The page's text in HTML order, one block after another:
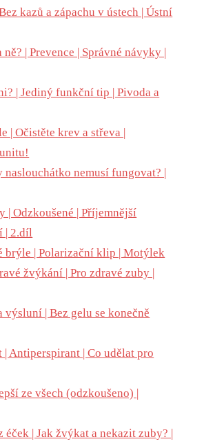
kazů a zápachu v ústech | Ústní
| Prevence | Správné návyky |
| Jediný funkční tip | Pivoda a
| Očistěte krev a střeva |
nemusí fungovat? |
| Odzkoušené | Příjemnější
| 2.díl
brýle | Polarizační klip | Motýlek
žvýkání | Pro zdravé zuby |
výsluní | Bez gelu se konečně
Antiperspirant | Co udělat pro
ze všech (odzkoušeno) |
| Jak žvýkat a nekazit zuby? |